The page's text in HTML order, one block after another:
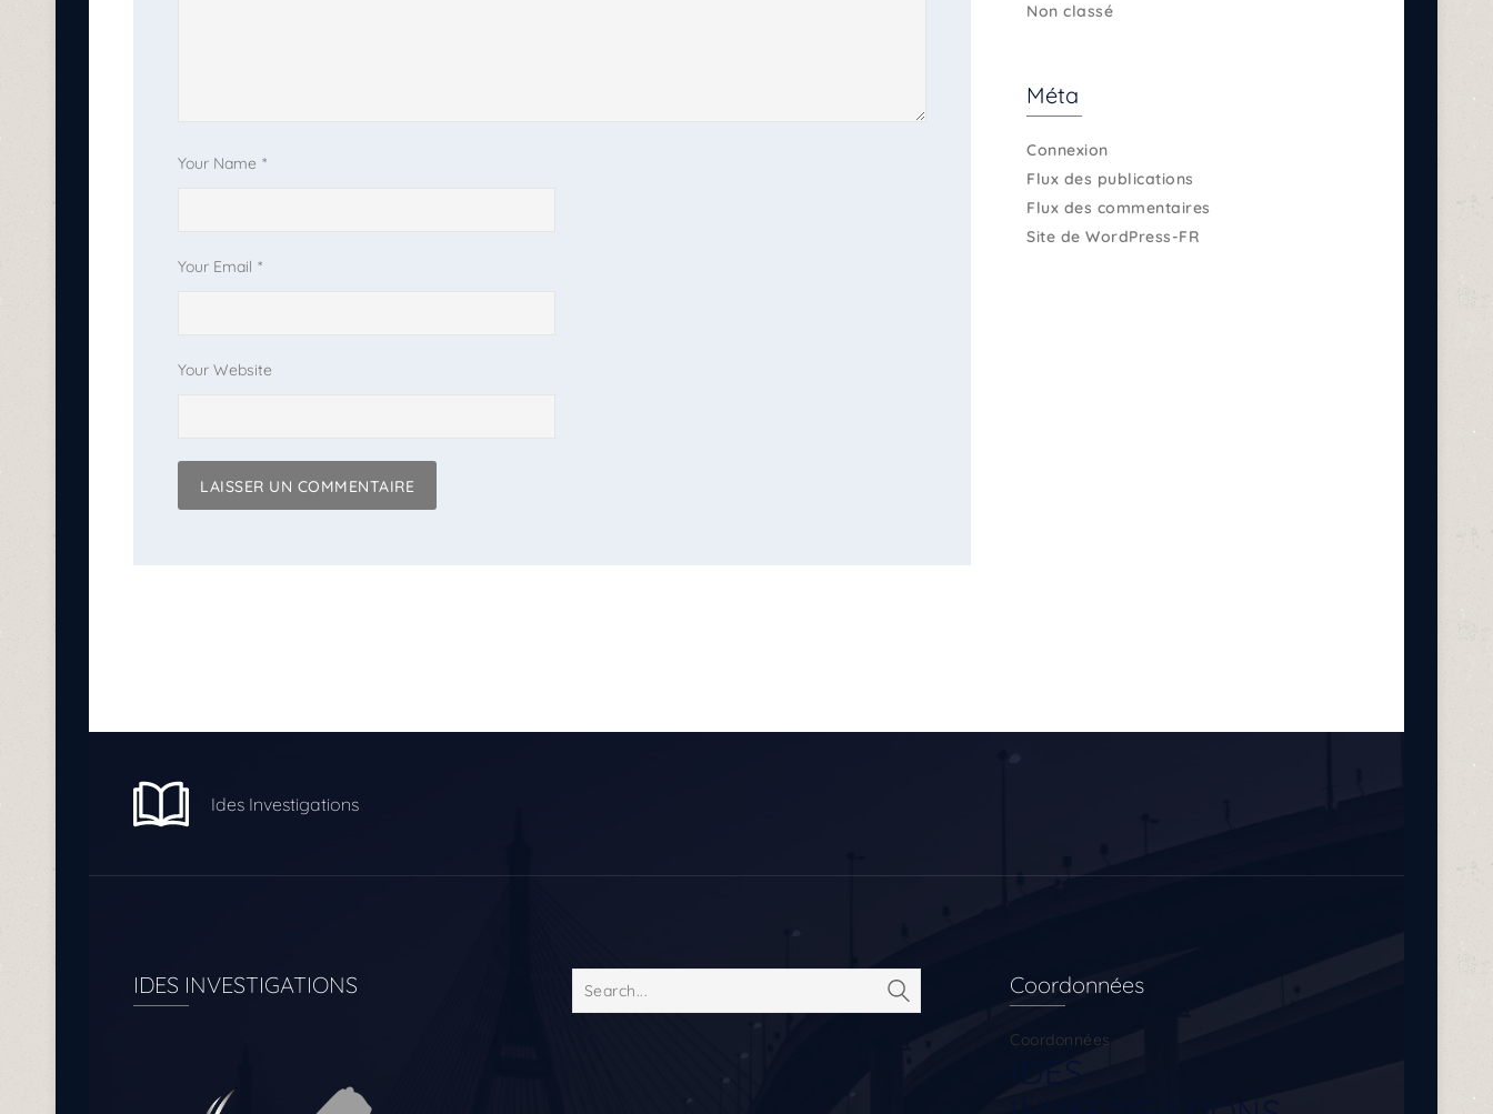
Your Name *
Your Email *
Your Website
Non classé
Méta
Connexion
Flux des publications
Flux des commentaires
Site de WordPress-FR
Ides Investigations
IDES INVESTIGATIONS Coordonnées
Coordonnées